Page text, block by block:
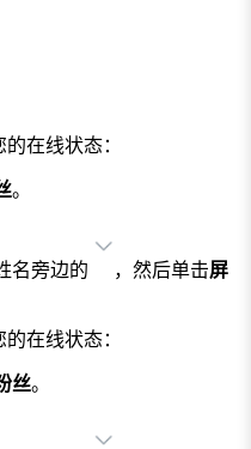
在线状态：
。
名旁边的 ，然后单击屏
在线状态：
丝。